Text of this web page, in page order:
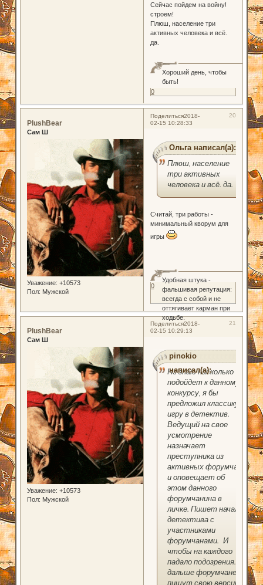
Сейчас пойдем на войну!
строем!
Плюш, население три
активных человека и всё.
да.
Хороший день, чтобы
быть!
0
Поделиться 20
2018-
02-15 10:28:33
PlushBear
Сам Ш
Уважение: +10573
Пол: Мужской
Ольга написал(а):
Плюш, население
три активных
человека и всё. да.
Считай, три работы -
минимальный кворум для
игры
Удобная штука -
фальшивая репутация:
всегда с собой и не
оттягивает карман при
ходьбе.
0
Поделиться 21
2018-
02-15 10:29:13
PlushBear
Сам Ш
Уважение: +10573
Пол: Мужской
pinokio
написал(а):
Не знаю насколько
подойдет к данному
конкурсу, я бы
предложил классику:
игру в детектив.
Ведущий на свое
усмотрение
назначает
преступника из
активных форумчан
и оповещает об
этом данного
форумчанина в
личке. Пишет начало
детектива с
участниками
форумчанами. И
чтобы на каждого
падало подозрения. А
дальше форумчане
пишут свою версию